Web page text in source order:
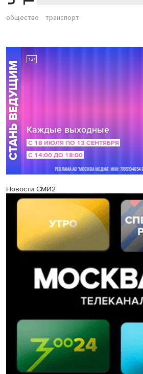
общество транспорт
Новости СМИ2